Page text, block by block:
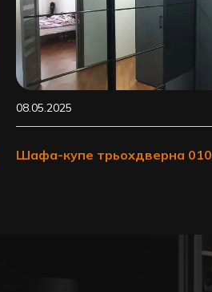
08.05.2025
Шафа-купе трьохдверна 010